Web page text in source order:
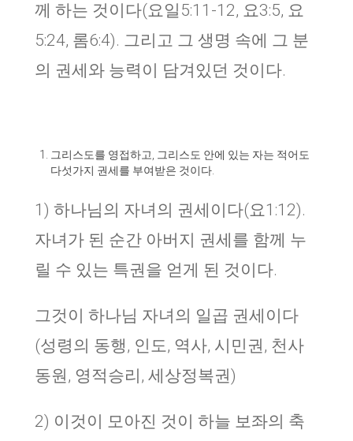
께 하는 것이다(요일5:11-12, 요3:5, 요
5:24, 롬6:4). 그리고 그 생명 속에 그 분
의 권세와 능력이 담겨있던 것이다.
그리스도를 영접하고, 그리스도 안에 있는 자는 적어도
다섯가지 권세를 부여받은 것이다.
1) 하나님의 자녀의 권세이다(요1:12).
자녀가 된 순간 아버지 권세를 함께 누
릴 수 있는 특권을 얻게 된 것이다.
그것이 하나님 자녀의 일곱 권세이다
(성령의 동행, 인도, 역사, 시민권, 천사
동원, 영적승리, 세상정복권)
2) 이것이 모아진 것이 하늘 보좌의 축